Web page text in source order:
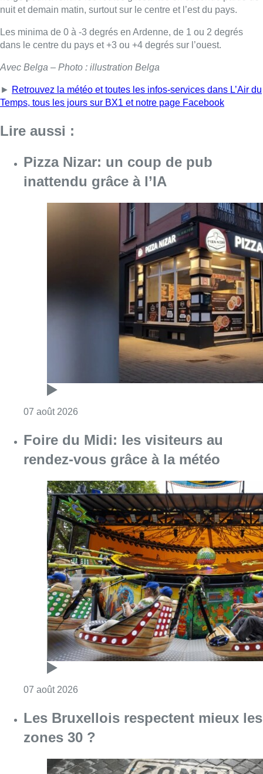
nuit et demain matin, surtout sur le centre et l’est du pays.
Les minima de 0 à -3 degrés en Ardenne, de 1 ou 2 degrés
dans le centre du pays et +3 ou +4 degrés sur l’ouest.
Avec Belga – Photo : illustration Belga
► Retrouvez la météo et toutes les infos-services dans L’Air du
Temps, tous les jours sur BX1 et notre page Facebook
Lire aussi :
Pizza Nizar: un coup de pub
inattendu grâce à l’IA
07 août 2026
Foire du Midi: les visiteurs au
rendez-vous grâce à la météo
07 août 2026
Les Bruxellois respectent mieux les
zones 30 ?